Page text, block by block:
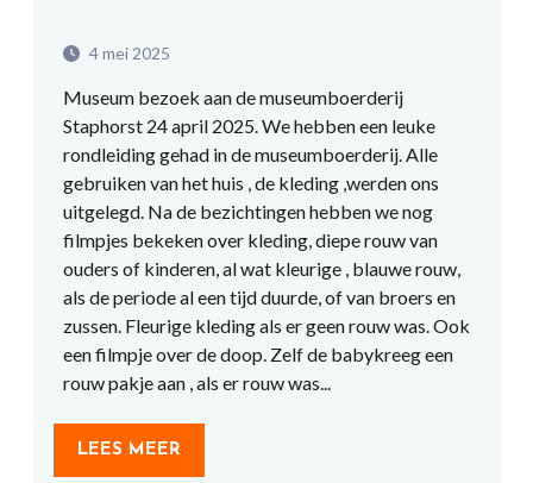
4 mei 2025
Museum bezoek aan de museumboerderij
Staphorst 24 april 2025. We hebben een leuke
rondleiding gehad in de museumboerderij. Alle
gebruiken van het huis , de kleding ,werden ons
uitgelegd. Na de bezichtingen hebben we nog
filmpjes bekeken over kleding, diepe rouw van
ouders of kinderen, al wat kleurige , blauwe rouw,
als de periode al een tijd duurde, of van broers en
zussen. Fleurige kleding als er geen rouw was. Ook
een filmpje over de doop. Zelf de babykreeg een
rouw pakje aan , als er rouw was...
LEES MEER